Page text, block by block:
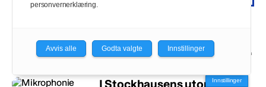
I Stockhausens utopiske
Innstillinger
personvernerklæring.
Avvis alle Godta valgte Innstillinger